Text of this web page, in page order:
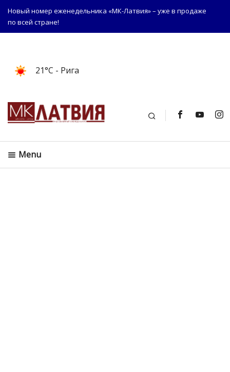
Новый номер еженедельника «МК-Латвия» – уже в продаже
по всей стране!
21°C - Рига
Поиск
Menu